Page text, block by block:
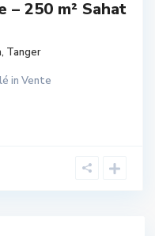
250 m² Sahat
, Tanger
in Vente